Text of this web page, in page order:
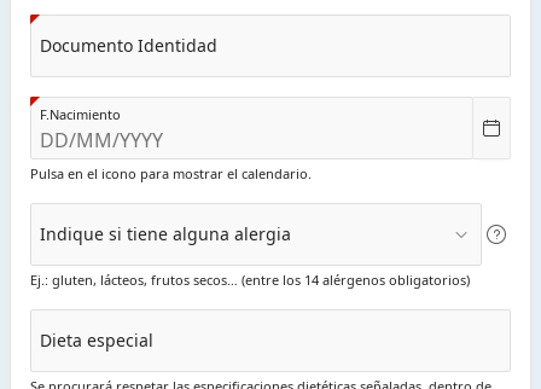
Documento Identidad
F.Nacimiento
Pulsa en el icono para mostrar el calendario.
Indique si tiene alguna alergia
Ej.: gluten, lácteos, frutos secos… (entre los 14 alérgenos obligatorios)
Dieta especial